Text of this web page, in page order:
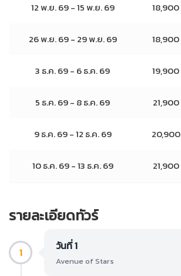
12 พ.ย. 69 - 15 พ.ย. 69 18,900
26 พ.ย. 69 - 29 พ.ย. 69 18,900
3 ธ.ค. 69 - 6 ธ.ค. 69 19,900
5 ธ.ค. 69 - 8 ธ.ค. 69 21,900
9 ธ.ค. 69 - 12 ธ.ค. 69 20,900
10 ธ.ค. 69 - 13 ธ.ค. 69 21,900
รายละเอียดทัวร์
1 วันที่ 1
Avenue of Stars